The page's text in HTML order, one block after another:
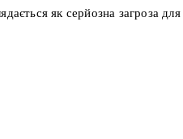
як серйозна загроза